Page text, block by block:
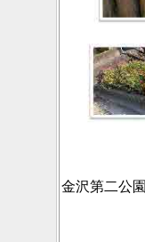
金沢第二公園